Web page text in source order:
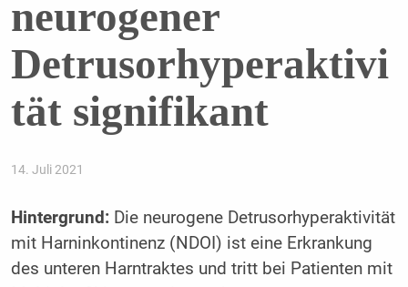
neurogener
Detrusorhyperaktivi
tät signifikant
14. Juli 2021
Hintergrund:Die neurogene Detrusorhyperaktivität
mit Harninkontinenz (NDOI) ist eine Erkrankung
des unteren Harntraktes und tritt bei Patienten mit